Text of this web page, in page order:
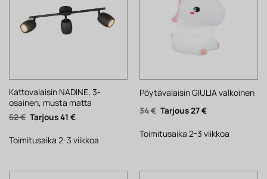
Kattovalaisin NADINE, 3-
osainen, musta matta
52€ Alkuperäinen
hinta
52 €.
41 €Nykyinen
41 €.
Toimitusaika 2-3 viikkoa
Pöytävalaisin GIULIA valkoinen
34€ Alkuperäinen
hinta
34 €.
27€Nykyinen
27 €.
Toimitusaika 2-3 viikkoa